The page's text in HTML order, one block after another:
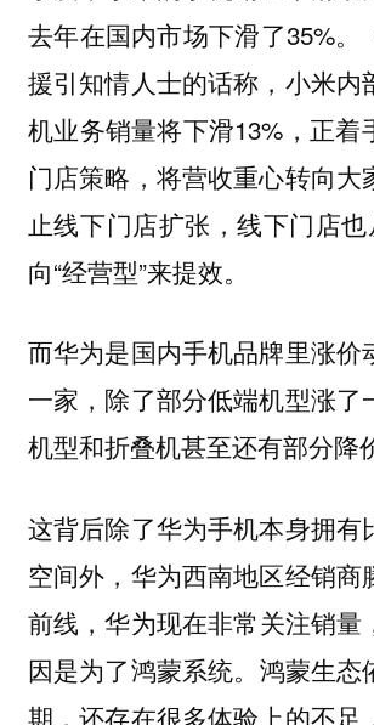
去年在国内市场下滑了35%。
援引知情人士的话称，小米内
机业务销量将下滑13%，正着
门店策略，将营收重心转向大
止线下门店扩张，线下门店也
向“经营型”来提效。
而华为是国内手机品牌里涨价
一家，除了部分低端机型涨了
机型和折叠机甚至还有部分降
这背后除了华为手机本身拥有
空间外，华为西南地区经销商
前线，华为现在非常关注销量
因是为了鸿蒙系统。 鸿蒙生态
期，还存在很多体验上的不足